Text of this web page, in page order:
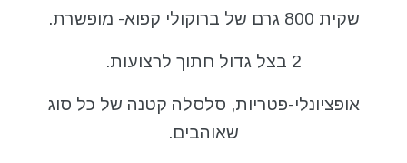
שקית 800 גרם של ברוקולי קפוא- מופשרת.
2 בצל גדול חתוך לרצועות.
אופציונלי-פטריות, סלסלה קטנה של כל סוג
שאוהבים.